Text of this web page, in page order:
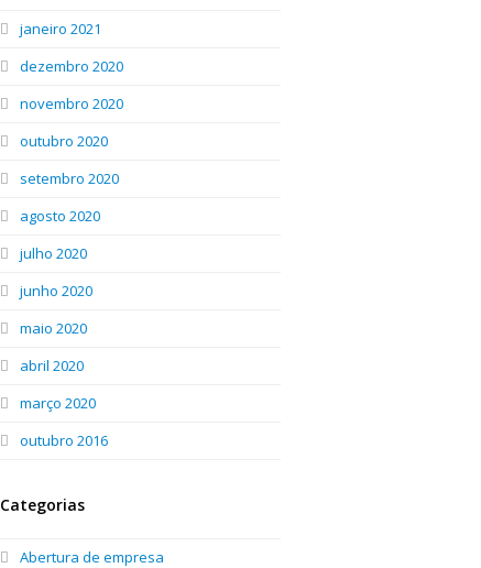
janeiro 2021
dezembro 2020
novembro 2020
outubro 2020
setembro 2020
agosto 2020
julho 2020
junho 2020
maio 2020
abril 2020
março 2020
outubro 2016
Categorias
Abertura de empresa